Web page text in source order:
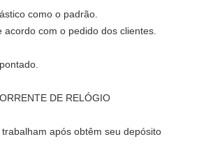
como o padrão.
com o pedido dos clientes.
DE RELÓGIO
trabalham após obtêm seu depósito